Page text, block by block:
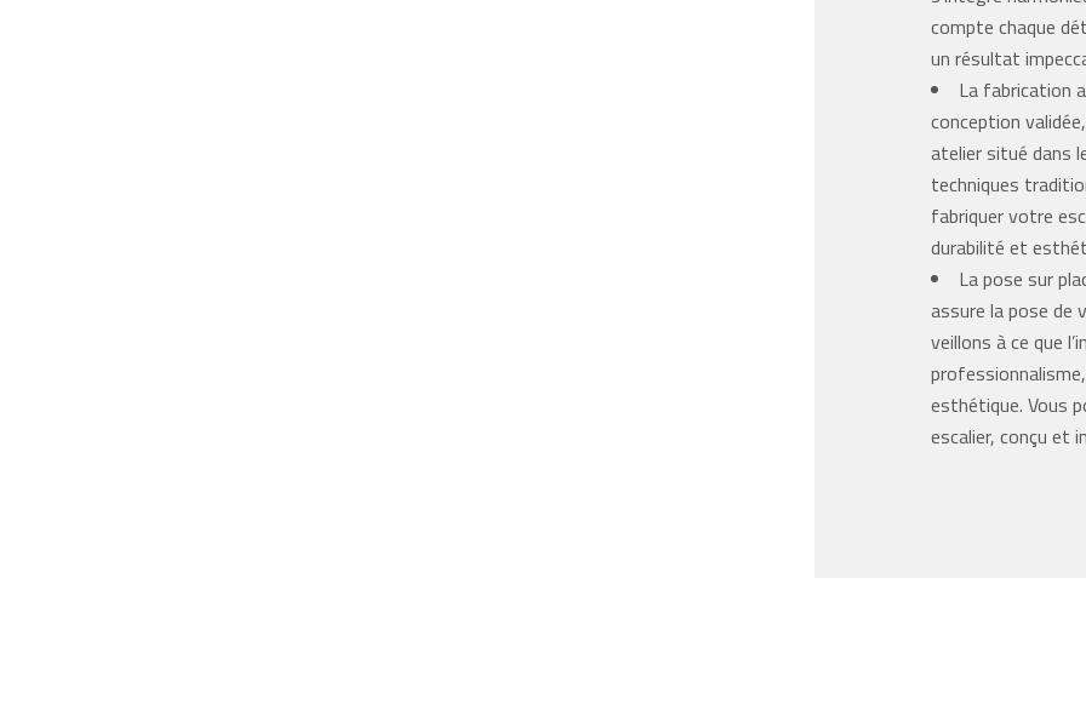
compte chaque
un résultat
La fabrication
conception
atelier situé dans
techniques
fabriquer votre
durabilité et
La pose sur
assure la pose de
veillons à ce que
esthétique. Vous
escalier, conçu et